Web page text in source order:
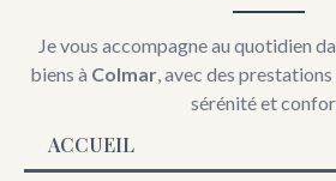
Je vous accompagne au quotidien
biens à Colmar, avec des
sérénité et
ACCUEIL